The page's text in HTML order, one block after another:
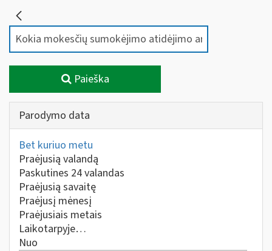
Paieška
Parodymo data
Bet kuriuo metu
Praėjusią valandą
Paskutines 24 valandas
Praėjusią savaitę
Praėjusį mėnesį
Praėjusiais metais
Laikotarpyje…
Nuo